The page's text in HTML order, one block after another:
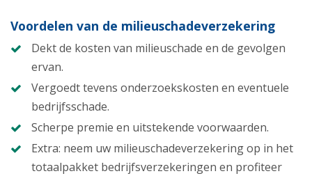
Voordelen van de milieuschadeverzekering
Dekt de kosten van milieuschade en de gevolgen
ervan.
Vergoedt tevens onderzoekskosten en eventuele
bedrijfsschade.
Scherpe premie en uitstekende voorwaarden.
Extra: neem uw milieuschadeverzekering op in het
totaalpakket bedrijfsverzekeringen en profiteer